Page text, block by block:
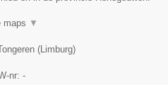
maps ▼
(Limburg)
nr: -